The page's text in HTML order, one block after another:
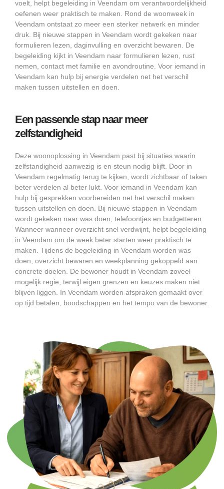
voelt, helpt begeleiding in Veendam om verantwoordelijkheid
oefenen weer praktisch te maken. Rond de woonweek in
Veendam ontstaat zo meer een sterker netwerk en minder
druk. Bij nieuwe stappen in Veendam wordt gekeken naar
formulieren lezen, daginvulling en overzicht bewaren. De
begeleiding kijkt in Veendam naar formulieren lezen, rust
nemen, contact met familie en avondroutine. Voor iemand in
Veendam kan hulp bij energie verdelen net het verschil
maken tussen uitstellen en doen.
Een passende stap naar meer
zelfstandigheid
Deze woonoplossing in Veendam past bij situaties waarin
zelfstandigheid aanwezig is en steun nodig blijft. Door in
Veendam regelmatig terug te kijken, wordt zichtbaar of taken
beter verdelen al beter lukt. Voor iemand in Veendam kan
hulp bij gesprekken voorbereiden net het verschil maken
tussen uitstellen en doen. Bij nieuwe stappen in Veendam
wordt gekeken naar was doen, telefoontjes en budgetteren.
Wanneer wanneer overzicht snel verdwijnt, helpt begeleiding
in Veendam om de week beter starten weer praktisch te
maken. Tijdens de begeleiding in Veendam worden was
doen, overzicht bewaren en weekplanning gekoppeld aan
concrete doelen. De bewoner houdt in Veendam zoveel
mogelijk regie, terwijl eigen grenzen en keuzes maken niet
blijven liggen. In Veendam worden afspraken gemaakt over
op tijd betalen, boodschappen en het tempo van de bewoner.